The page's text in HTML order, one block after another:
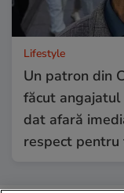
Lifestyle
Un patron din
făcut
dat afară
respect pentru